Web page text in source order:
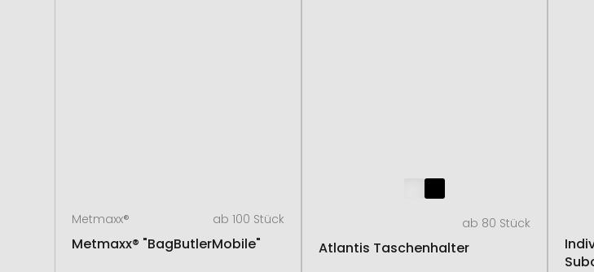
Metmaxx® ab 100 Stück
Metmaxx® "BagButlerMobile"
ab 80 Stück
Atlantis Taschenhalter